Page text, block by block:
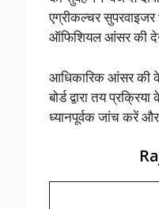
एग्रीकल्चर सुपरवाइजर
ऑफिशियल आंसर की
आधिकारिक आंसर की के
बोर्ड द्वारा तय
ध्यानपूर्वक जांच करें